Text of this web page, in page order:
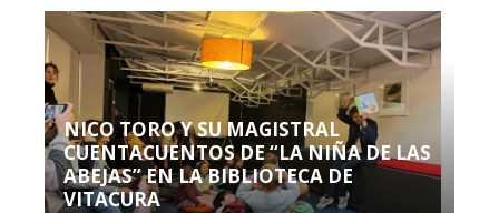
NICO TORO Y SU MAGISTRAL
CUENTACUENTOS DE “LA NIÑA DE LAS
ABEJAS” EN LA BIBLIOTECA DE
VITACURA